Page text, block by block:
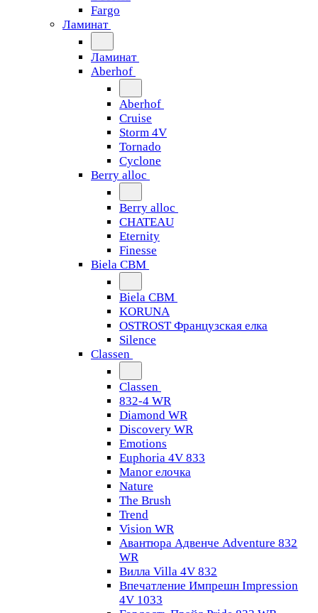
Fargo
Ламинат
Ламинат
Aberhof
Aberhof
Cruise
Storm 4V
Tornado
Сyclone
Berry alloc
Berry alloc
CHATEAU
Eternity
Finesse
Biela CBM
Biela CBM
KORUNA
OSTROST Французская елка
Silence
Classen
Classen
832-4 WR
Diamond WR
Discovery WR
Emotions
Euphoria 4V 833
Manor елочка
Nature
The Brush
Trend
Vision WR
Авантюра Адвенче Adventure 832
WR
Вилла Villa 4V 832
Впечатление Импрешн Impression
4V 1033